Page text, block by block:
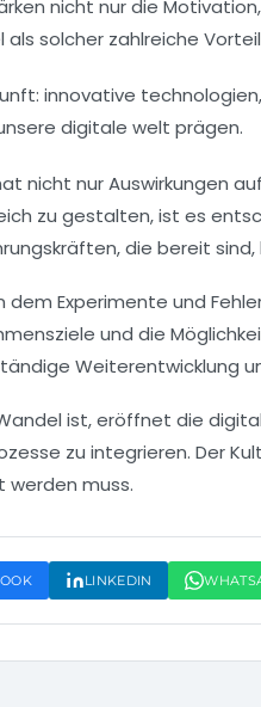
nicht nur die Motivation
als solcher zahlreiche
nicht nur Auswirkungen
zu gestalten, ist es
die bereit
dem Experimente und
und die
Weiterentwicklung
ist, eröffnet die
zu integrieren. Der
muss.
LINKEDIN